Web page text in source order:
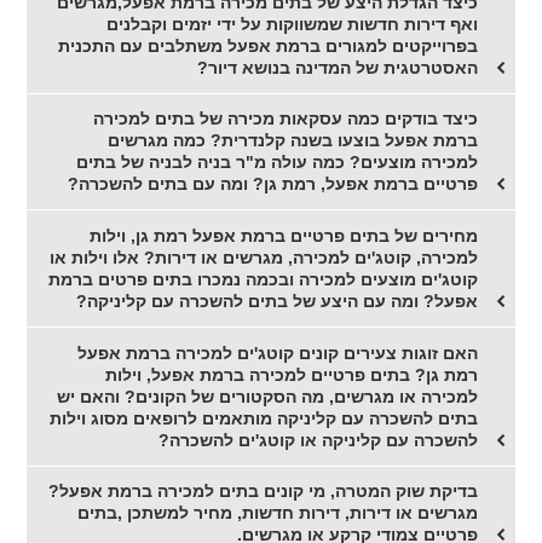
ואף דירות חדשות שמשווקות על ידי יזמים וקבלנים
בפרוייקטים למגורים ברמת אפעל משתלבים עם התכנית
האסטרטגית של המדינה בנושא דיור?
כיצד בודקים כמה עסקאות מכירה של בתים למכירה
ברמת אפעל בוצעו בשנה קלנדרית? כמה מגרשים
למכירה מוצעים? כמה עולה מ"ר בניה לבניה של בתים
פרטיים ברמת אפעל, רמת גן? ומה עם בתים להשכרה?
מחירים של בתים פרטיים ברמת אפעל רמת גן, וילות
למכירה, קוטג'ים למכירה, מגרשים או דירות? אלו וילות או
קוטג'ים מוצעים למכירה ובכמה נמכרו בתים פרטים ברמת
אפעל? ומה עם היצע של בתים להשכרה עם קליניקה?
האם זוגות צעירים קונים קוטג'ים למכירה ברמת אפעל
רמת גן? בתים פרטיים למכירה ברמת אפעל, וילות
למכירה או מגרשים, מה הסקטורים של הקונים? והאם יש
בתים להשכרה עם קליניקה מותאמים לרופאים מסוג וילות
להשכרה עם קליניקה או קוטג'ים להשכרה?
בדיקת שוק המטרה, מי קונים בתים למכירה ברמת אפעל?
מגרשים או דירות, דירות חדשות, מחיר למשתכן ,בתים
פרטיים צמודי קרקע או מגרשים.